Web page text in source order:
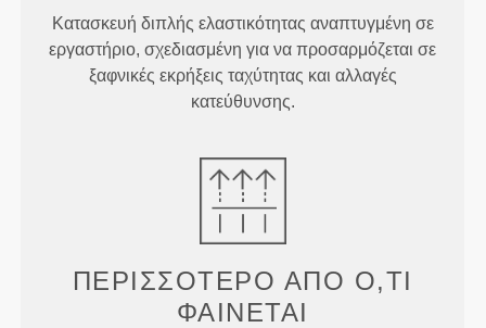
Κατασκευή διπλής ελαστικότητας αναπτυγμένη σε
εργαστήριο, σχεδιασμένη για να προσαρμόζεται σε
ξαφνικές εκρήξεις ταχύτητας και αλλαγές
κατεύθυνσης.
ΠΕΡΙΣΣΌΤΕΡΟ ΑΠΌ Ό,ΤΙ
ΦΑΊΝΕΤΑΙ